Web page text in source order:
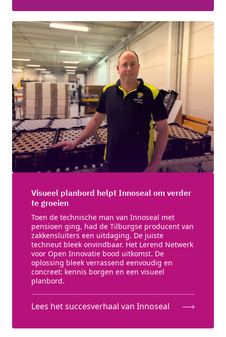
Visueel planbord helpt Innoseal om verder
te groeien
Toen de technische man van Innoseal met
pensioen ging, had de Tilburgse producent van
zakkensluiters een uitdaging. De juiste
techneut bleek onvindbaar. Het Lerend Netwerk
voor Open Innovatie bood uitkomst. De
oplossing bleek verrassend eenvoudig en
concreet: kennis borgen en een visueel
planbord.
Lees het succesverhaal van Innoseal